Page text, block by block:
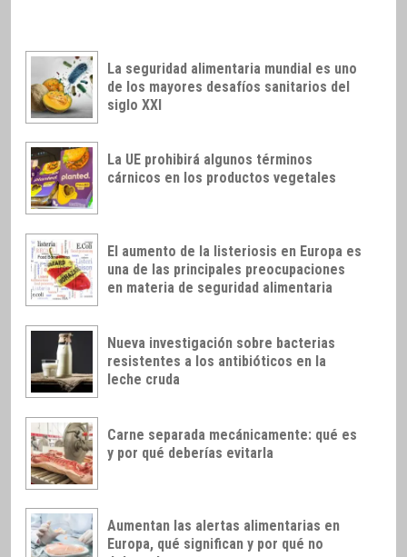
La seguridad alimentaria mundial es uno
de los mayores desafíos sanitarios del
siglo XXI
La UE prohibirá algunos términos
cárnicos en los productos vegetales
El aumento de la listeriosis en Europa es
una de las principales preocupaciones
en materia de seguridad alimentaria
Nueva investigación sobre bacterias
resistentes a los antibióticos en la
leche cruda
Carne separada mecánicamente: qué es
y por qué deberías evitarla
Aumentan las alertas alimentarias en
Europa, qué significan y por qué no